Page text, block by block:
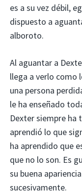
es a su vez débil,
dispuesto a
alboroto.
Al aguantar a
llega a verlo como
una persona
le ha enseñado
Dexter siempre ha
aprendió lo que
ha aprendido que
que no lo son. Es
su buena
sucesivamente.